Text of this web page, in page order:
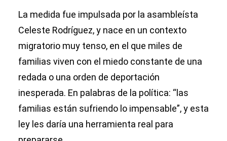
La medida fue impulsada por la asambleísta
Celeste Rodríguez, y nace en un contexto
migratorio muy tenso, en el que miles de
familias viven con el miedo constante de una
redada o una orden de deportación
inesperada. En palabras de la política: “las
familias están sufriendo lo impensable”, y esta
ley les daría una herramienta real para